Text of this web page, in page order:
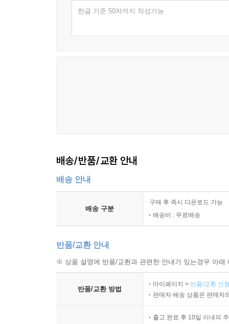
한글 기준 50자까지 작성가능
배송/반품/교환 안내
배송 안내
배송 구분
구매 후 즉시 다운로드 가능
배송비 : 무료배송
반품/교환 안내
※ 상품 설명에 반품/교환과 관련한 안내가 있는경우 아
반품/교환 방법
마이페이지 > 반품/교환 신
판매자 배송 상품은 판매자
출고 완료 후 10일 이내의